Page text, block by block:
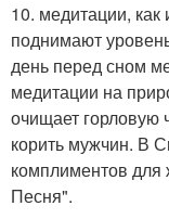
10. медитации,
поднимают
день перед сном
медитации на
очищает горловую
корить мужчин. В
комплиментов
Песня".